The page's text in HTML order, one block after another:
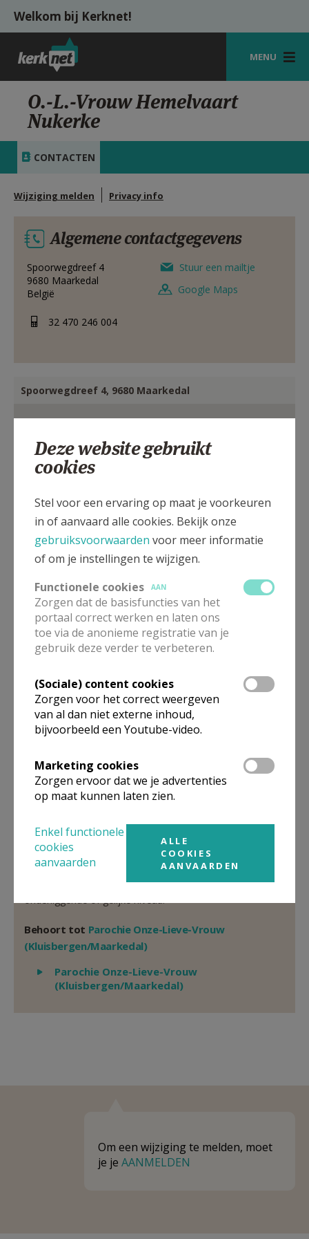
Overslaan en naar de inhoud gaan
Welkom bij Kerknet!
MENU
STARTPAGINA
KERK
VIERINGEN
HULP
MIJN PAROCHIE
AANMELDEN OF REGISTREREN
O.-L.-Vrouw Hemelvaart
Nukerke
CONTACTEN
Wijziging melden Privacy info
Algemene contactgegevens
Spoorwegdreef 4
9680 Maarkedal
België
32 470 246 004
Stuur een mailtje
Google Maps
Spoorwegdreef 4, 9680 Maarkedal
Pastoor
Pierre De Vidts
Spoorwegdreef 4
9680 Maarkedal
32 470 246 004
Google Maps
Organisatiestructuur
Niet gevonden wat je zocht? Hier vind je links naar de
gegevens van andere organisaties op het boven-,
onderliggende of gelijke niveau.
Behoort tot Parochie Onze-Lieve-Vrouw
(Kluisbergen/Maarkedal)
Weergeven
Parochie Onze-Lieve-Vrouw
(Kluisbergen/Maarkedal)
Om een wijziging te melden, moet
je je AANMELDEN
Deze website gebruikt
cookies
Stel voor een ervaring op maat je voorkeuren
in of aanvaard alle cookies. Bekijk onze
gebruiksvoorwaarden voor meer informatie
of om je instellingen te wijzigen.
Functionele cookies
AAN
Zorgen dat de basisfuncties van het
portaal correct werken en laten ons
toe via de anonieme registratie van je
gebruik deze verder te verbeteren.
(Sociale) content cookies
Zorgen voor het correct weergeven
van al dan niet externe inhoud,
bijvoorbeeld een Youtube-video.
Marketing cookies
Zorgen ervoor dat we je advertenties
op maat kunnen laten zien.
Enkel functionele
cookies
aanvaarden
ALLE
COOKIES
AANVAARDEN